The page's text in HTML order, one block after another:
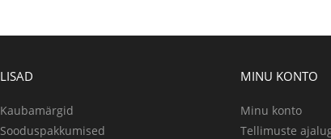
LISAD
Kaubamärgid
Sooduspakkumised
MINU KONTO
Minu konto
Tellimuste